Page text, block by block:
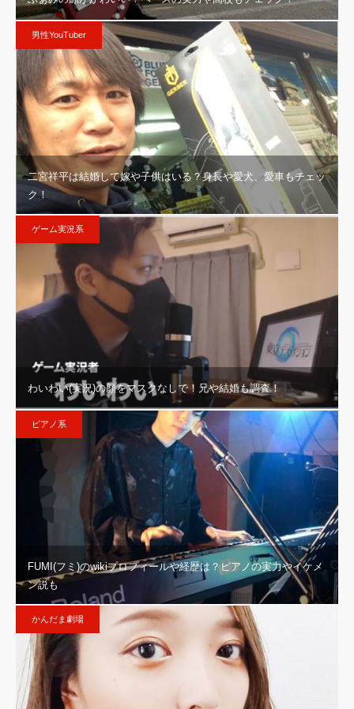
男性YouTuber
二宮祥平は結婚して嫁や子供はいる？身長や愛犬、愛車もチェッ
ク！
ゲーム実況系
わいわい(実況)の顔をマスクなしで！兄や結婚も調査！
ピアノ系
FUMI(フミ)のwikiプロフィールや経歴は？ピアノの実力やイケメ
ン説も
かんだま劇場